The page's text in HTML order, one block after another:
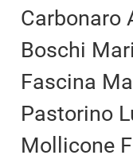
Carbonaro
Boschi
Fascina
Pastorino
Mollicone